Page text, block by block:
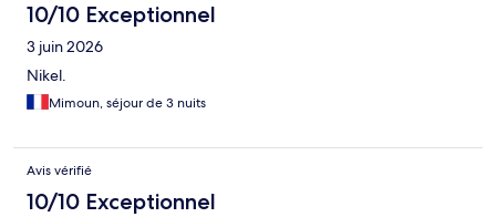
10/10 Exceptionnel
3 juin 2026
Nikel.
Mimoun, séjour de 3 nuits
Avis vérifié
10/10 Exceptionnel